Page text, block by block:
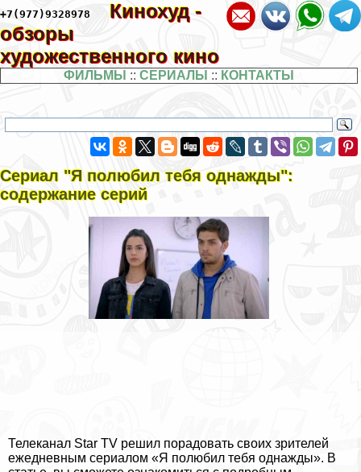
+7(977)9328978
Кинохуд -
обзоры
художественного кино
ФИЛЬМЫ :: СЕРИАЛЫ :: КОНТАКТЫ
Сериал "Я полюбил тебя однажды":
содержание серий
Телеканал Star TV решил порадовать своих зрителей
ежедневным сериалом «Я полюбил тебя однажды». В